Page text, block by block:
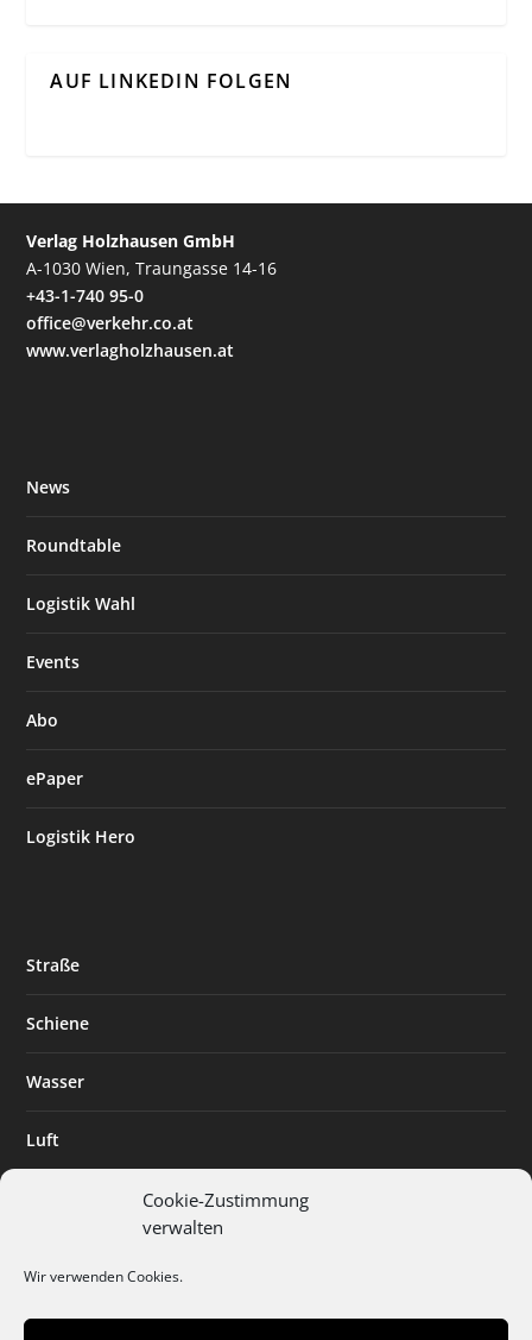
Cookie-Zustimmung
verwalten
Wir verwenden Cookies.
AUF LINKEDIN FOLGEN
Verlag Holzhausen GmbH
A-1030 Wien, Traungasse 14-16
+43-1-740 95-0
office@verkehr.co.at
www.verlagholzhausen.at
News
Roundtable
Logistik Wahl
Events
Abo
ePaper
Logistik Hero
Straße
Schiene
Wasser
Luft
Digitalisierung